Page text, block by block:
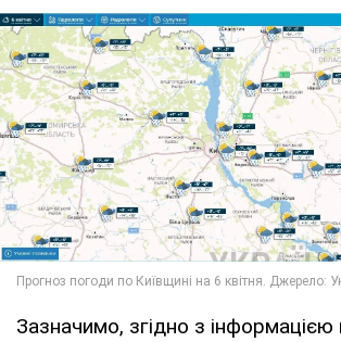
Зазначимо, згідно з інформацією